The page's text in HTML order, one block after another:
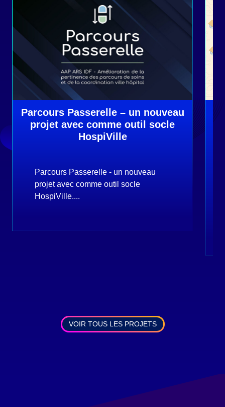
Parcours Passerelle – un nouveau
projet avec comme outil socle
HospiVille
Parcours Passerelle - un nouveau
projet avec comme outil socle
HospiVille....
VOIR TOUS LES PROJETS